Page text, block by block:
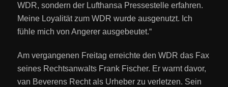
WDR, sondern der Lufthansa Pressestelle erfahren.
Meine Loyalität zum WDR wurde ausgenutzt. Ich
fühle mich von Angerer ausgebeutet.“
Am vergangenen Freitag erreichte den WDR das Fax
seines Rechtsanwalts Frank Fischer. Er warnt davor,
van Beverens Recht als Urheber zu verletzen. Sein